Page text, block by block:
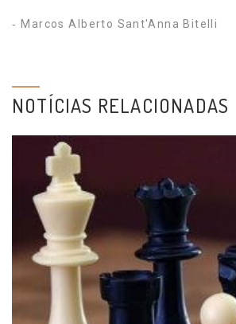
Marcos Alberto Sant'Anna Bitelli
NOTÍCIAS RELACIONADAS